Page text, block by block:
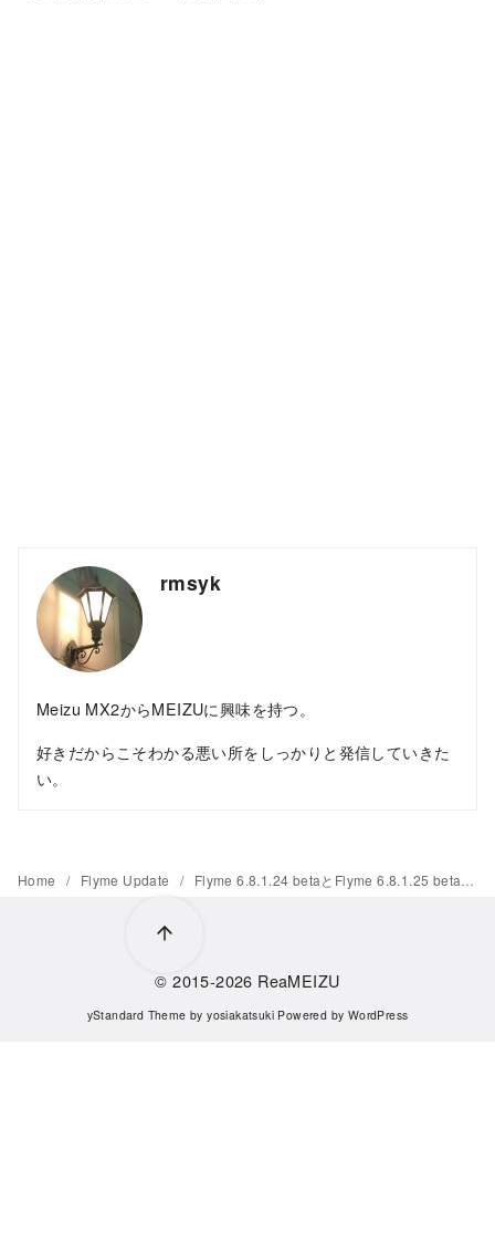
rmsyk
Meizu MX2からMEIZUに興味を持つ。
好きだからこそわかる悪い所をしっかりと発信していきた
い。
Home Flyme Update Flyme 6.8.1.24 betaとFlyme 6.8.1.25 betaがリリース
© 2015-2026 ReaMEIZU
yStandard Theme byyosiakatsuki Powered by WordPress